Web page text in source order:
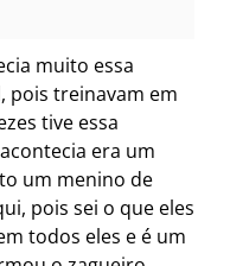
muito essa
pois treinavam em
tive essa
era um
um menino de
pois sei o que eles
todos eles e é um